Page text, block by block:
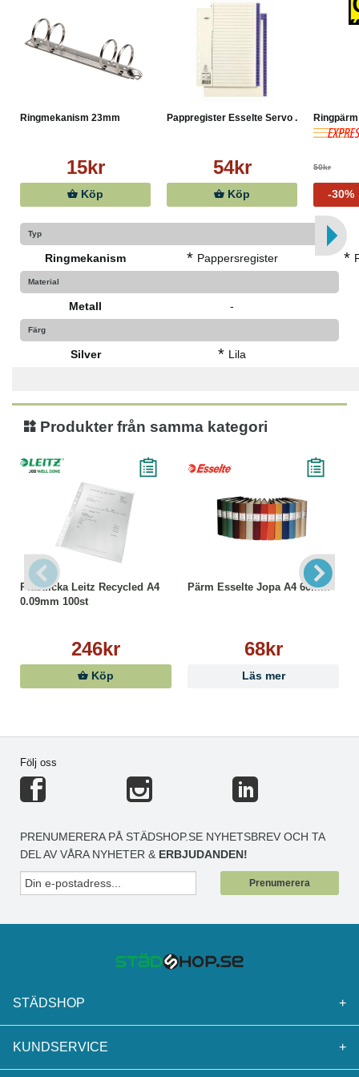
Ringmekanism 23mm
15kr
Köp
Pappregister Esselte Servo ...
54kr
Köp
50kr
-30%
Typ
Ringmekanism * Pappersregister *
Material
Metall -
Färg
Silver * Lila
Produkter från samma kategori
Plastficka Leitz Recycled A4
0.09mm 100st
246kr
Köp
Pärm Esselte Jopa A4 60mm
68kr
Läs mer
Följ oss
PRENUMERERA PÅ STÄDSHOP.SE NYHETSBREV OCH TA
DEL AV VÅRA NYHETER & ERBJUDANDEN!
Prenumerera
STÄDSHOP +
KUNDSERVICE +